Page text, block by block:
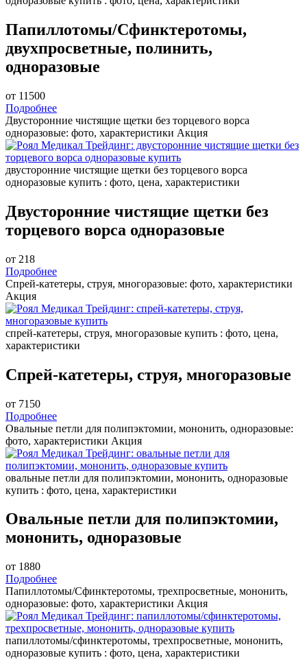
Папиллотомы/Сфинктеротомы,
двухпросветные, полинить,
одноразовые
от 11500
Подробнее
Двусторонние чистящие щетки без торцевого ворса
одноразовые: фото, характеристики Акция
двусторонние чистящие щетки без торцевого ворса
одноразовые купить : фото, цена, характеристики
Двусторонние чистящие щетки без
торцевого ворса одноразовые
от 218
Подробнее
Спрей-катетеры, струя, многоразовые: фото, характеристики
Акция
спрей-катетеры, струя, многоразовые купить : фото, цена,
характеристики
Спрей-катетеры, струя, многоразовые
от 7150
Подробнее
Овальные петли для полипэктомии, мононить, одноразовые:
фото, характеристики Акция
овальные петли для полипэктомии, мононить, одноразовые
купить : фото, цена, характеристики
Овальные петли для полипэктомии,
мононить, одноразовые
от 1880
Подробнее
Папиллотомы/Сфинктеротомы, трехпросветные, мононить,
одноразовые: фото, характеристики Акция
папиллотомы/сфинктеротомы, трехпросветные, мононить,
одноразовые купить : фото, цена, характеристики